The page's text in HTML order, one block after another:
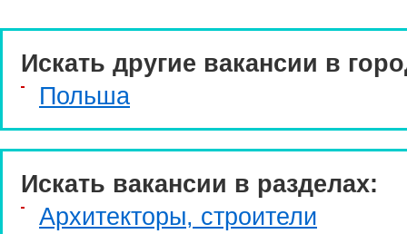
Искать другие вакансии в
Польша
Искать вакансии в разделах:
Архитекторы, строители